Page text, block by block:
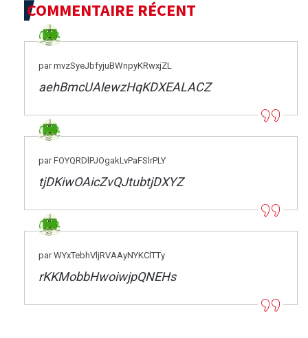
COMMENTAIRE RÉCENT
par mvzSyeJbfyjuBWnpyKRwxjZL
aehBmcUAlewzHqKDXEALACZ
par FOYQRDlPJOgakLvPaFSlrPLY
tjDKiwOAicZvQJtubtjDXYZ
par WYxTebhVljRVAAyNYKClTTy
rKKMobbHwoiwjpQNEHs